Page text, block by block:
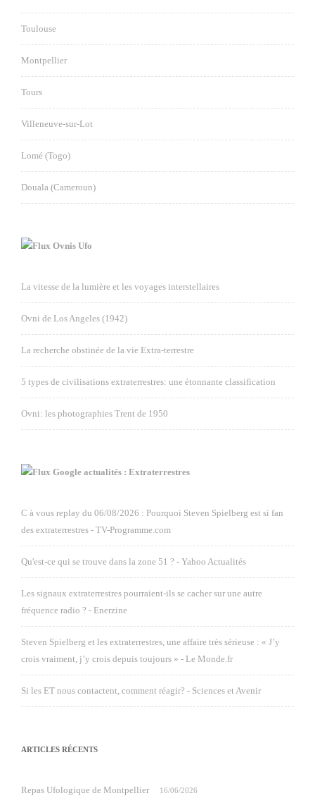
Toulouse
Montpellier
Tours
Villeneuve-sur-Lot
Lomé (Togo)
Douala (Cameroun)
Ovnis Ufo
La vitesse de la lumière et les voyages interstellaires
Ovni de Los Angeles (1942)
La recherche obstinée de la vie Extra-terrestre
5 types de civilisations extraterrestres: une étonnante classification
Ovni: les photographies Trent de 1950
Google actualités : Extraterrestres
C à vous replay du 06/08/2026 : Pourquoi Steven Spielberg est si fan
des extraterrestres - TV-Programme.com
Qu'est-ce qui se trouve dans la zone 51 ? - Yahoo Actualités
Les signaux extraterrestres pourraient-ils se cacher sur une autre
fréquence radio ? - Enerzine
Steven Spielberg et les extraterrestres, une affaire très sérieuse : « J’y
crois vraiment, j’y crois depuis toujours » - Le Monde.fr
Si les ET nous contactent, comment réagir? - Sciences et Avenir
ARTICLES RÉCENTS
Repas Ufologique de Montpellier 16/06/2026